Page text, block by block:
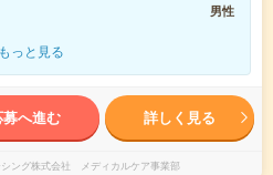
男性
もっと見る
募へ進む 詳しく見る
シング株式会社 メディカルケア事業部